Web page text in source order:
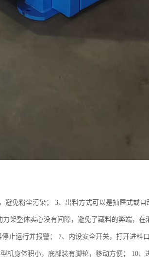
免粉尘污染； 3、出料方式可以是抽屉式或自
架整体实心没有间隙，避免了藏料的弊端，在
止运行并报警； 7、内设安全开关，打开进料口
机身体积小，底部装有脚轮，移动方便； 10、